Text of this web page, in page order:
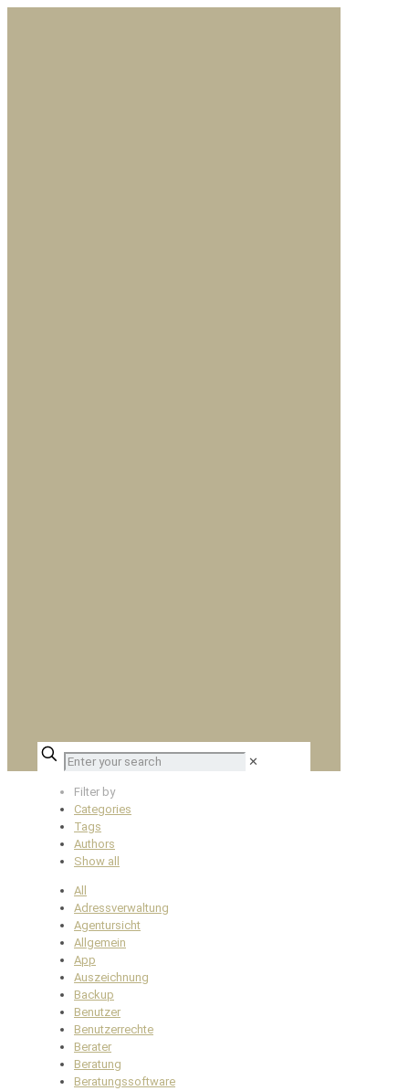
✕
Filter by
Categories
Tags
Authors
Show all
All
Adressverwaltung
Agentursicht
Allgemein
App
Auszeichnung
Backup
Benutzer
Benutzerrechte
Berater
Beratung
Beratungssoftware